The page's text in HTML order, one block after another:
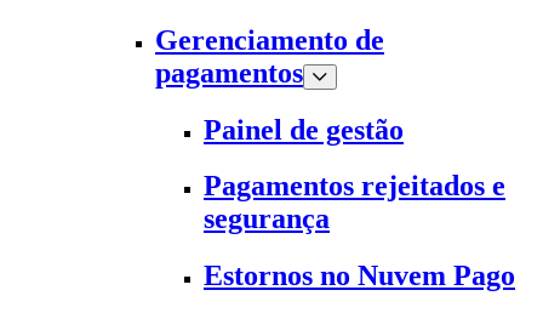
Gerenciamento de
pagamentos
Painel de gestão
Pagamentos rejeitados e
segurança
Estornos no Nuvem Pago